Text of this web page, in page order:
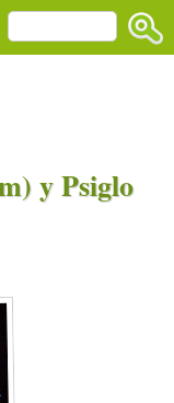
y Psiglo